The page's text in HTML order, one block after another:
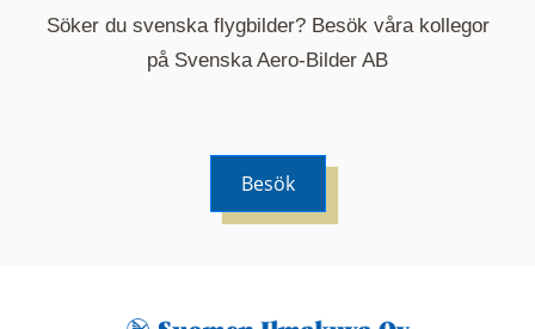
När du klickar på en serie så öppnas en ny flik.
Här visas en karta över bilder med kända
Söker du svenska flygbilder? Besök våra kollegor
på Svenska Aero-Bilder AB
Besök